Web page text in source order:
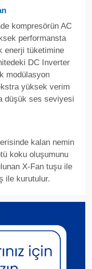
kompresörün AC
performansta
enerji tüketimine
DC Inverter
modülasyon
yüksek verim
düşük ses seviyesi
kalan nemin
koku oluşumunu
X-Fan tuşu ile
ile kurutulur.